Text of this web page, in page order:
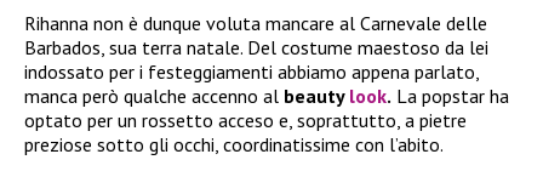
Rihanna non è dunque voluta mancare al Carnevale delle
Barbados, sua terra natale. Del costume maestoso da lei
indossato per i festeggiamenti abbiamo appena parlato,
manca però qualche accenno al beauty look. La popstar ha
optato per un rossetto acceso e, soprattutto, a pietre
preziose sotto gli occhi, coordinatissime con l’abito.